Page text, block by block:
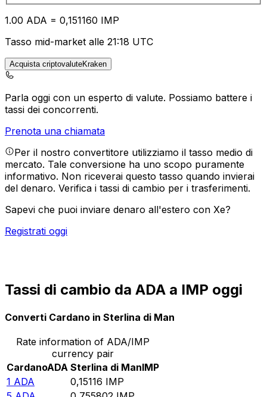
1.00 ADA = 0,151160 IMP
Tasso mid-market alle 21:18 UTC
Acquista criptovaluteKraken
Parla oggi con un esperto di valute. Possiamo battere i
tassi dei concorrenti.
Prenota una chiamata
Per il nostro convertitore utilizziamo il tasso medio di
mercato. Tale conversione ha uno scopo puramente
informativo. Non riceverai questo tasso quando invierai
del denaro. Verifica i tassi di cambio per i trasferimenti.
Sapevi che puoi inviare denaro all'estero con Xe?
Registrati oggi
Tassi di cambio da ADA a IMP oggi
Converti Cardano in Sterlina di Man
Rate information of ADA/IMP
currency pair
CardanoADA Sterlina di ManIMP
1 ADA 0,15116 IMP